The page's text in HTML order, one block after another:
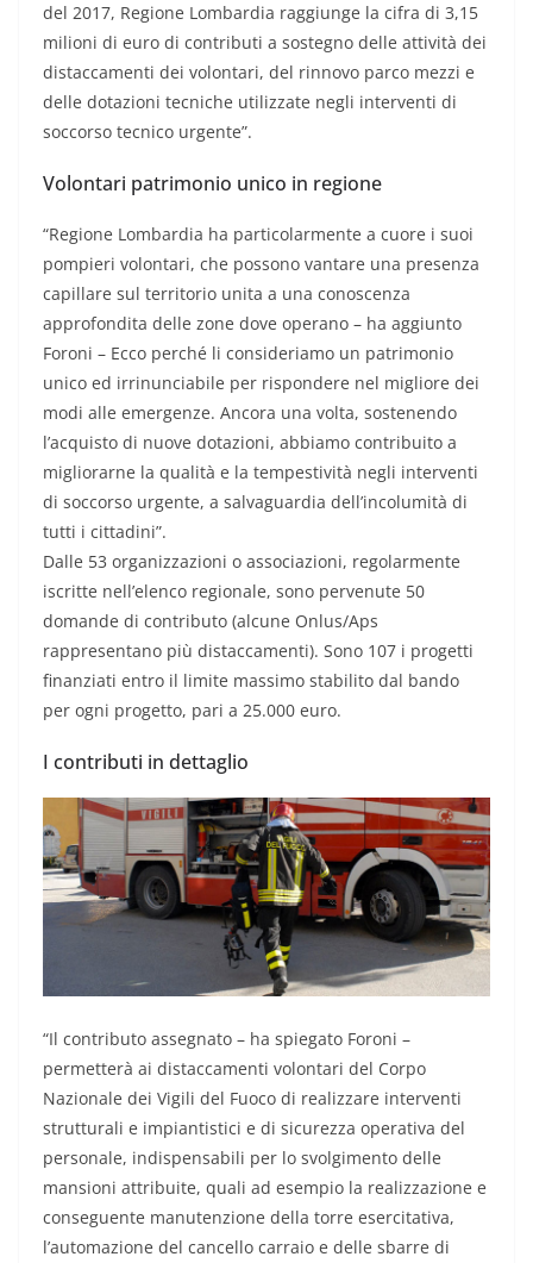
del 2017, Regione Lombardia raggiunge la cifra di 3,15
milioni di euro di contributi a sostegno delle attività dei
distaccamenti dei volontari, del rinnovo parco mezzi e
delle dotazioni tecniche utilizzate negli interventi di
soccorso tecnico urgente”.
Volontari patrimonio unico in regione
“Regione Lombardia ha particolarmente a cuore i suoi
pompieri volontari, che possono vantare una presenza
capillare sul territorio unita a una conoscenza
approfondita delle zone dove operano – ha aggiunto
Foroni – Ecco perché li consideriamo un patrimonio
unico ed irrinunciabile per rispondere nel migliore dei
modi alle emergenze. Ancora una volta, sostenendo
l’acquisto di nuove dotazioni, abbiamo contribuito a
migliorarne la qualità e la tempestività negli interventi
di soccorso urgente, a salvaguardia dell’incolumità di
tutti i cittadini”.
Dalle 53 organizzazioni o associazioni, regolarmente
iscritte nell’elenco regionale, sono pervenute 50
domande di contributo (alcune Onlus/Aps
rappresentano più distaccamenti). Sono 107 i progetti
finanziati entro il limite massimo stabilito dal bando
per ogni progetto, pari a 25.000 euro.
I contributi in dettaglio
“Il contributo assegnato – ha spiegato Foroni –
permetterà ai distaccamenti volontari del Corpo
Nazionale dei Vigili del Fuoco di realizzare interventi
strutturali e impiantistici e di sicurezza operativa del
personale, indispensabili per lo svolgimento delle
mansioni attribuite, quali ad esempio la realizzazione e
conseguente manutenzione della torre esercitativa,
l’automazione del cancello carraio e delle sbarre di